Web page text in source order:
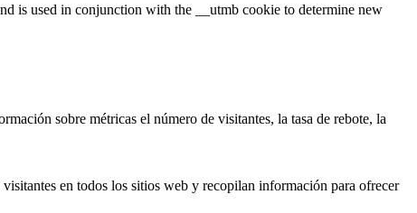
is used in conjunction with the __utmb cookie to determine new
sobre métricas el número de visitantes, la tasa de rebote, la
en todos los sitios web y recopilan información para ofrecer